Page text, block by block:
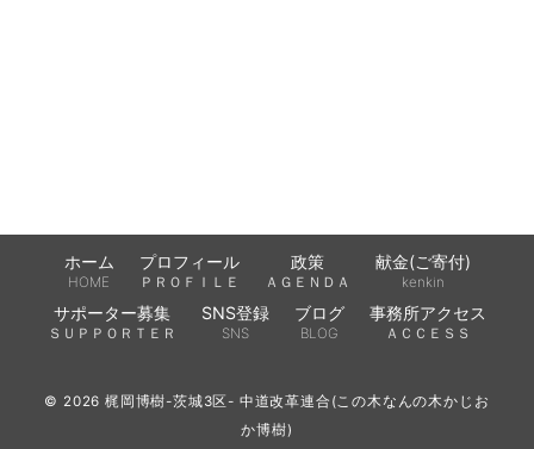
ホーム
HOME
プロフィール
ＰＲＯＦＩＬＥ
政策
ＡＧＥＮＤＡ
献金(ご寄付)
kenkin
サポーター募集
ＳＵＰＰＯＲＴＥＲ
SNS登録
SNS
ブログ
BLOG
事務所アクセス
ＡＣＣＥＳＳ
© 2026梶岡博樹-茨城3区- 中道改革連合(この木なんの木かじお
か博樹)